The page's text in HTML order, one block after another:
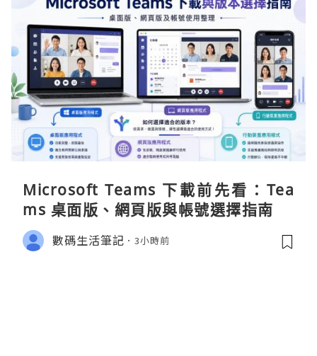
Microsoft Teams 下載前先看：Tea
ms 桌面版、網頁版與帳號選擇指南
數碼生活筆記 3小時前